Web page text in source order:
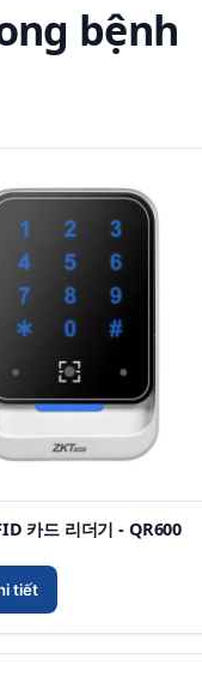
bệnh
카드 리더기 - QR600
tiết